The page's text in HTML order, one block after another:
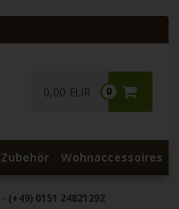
0
0,00 EUR
Zubehör Wohnaccessoires
- (+49) 0151 24821292